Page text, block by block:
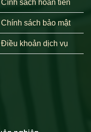
Cính sách hoàn tiền
Chính sách bảo mật
Điều khoản dịch vụ